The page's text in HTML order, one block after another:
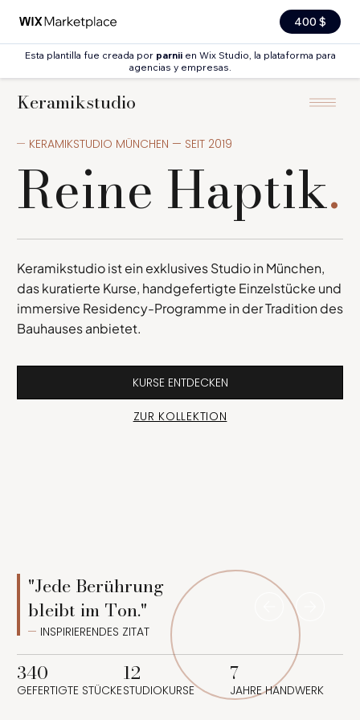
400 $
Esta plantilla fue creada por parniien Wix Studio, la plataforma para
agencias y empresas.